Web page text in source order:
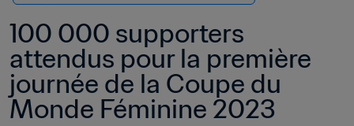
100 000 supporters
attendus pour la première
journée de la Coupe du
Monde Féminine 2023